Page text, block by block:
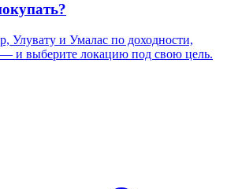
Улувату и Умалас по доходности,
— и выберите локацию под свою цель.